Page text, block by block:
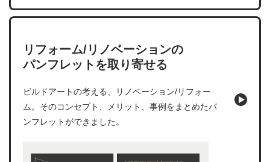
リフォーム/リノベーションの
パンフレットを取り寄せる
ビルドアートの考える、リノベーション/リフォー
ム。そのコンセプト、メリット、事例をまとめたパ
ンフレットができました。